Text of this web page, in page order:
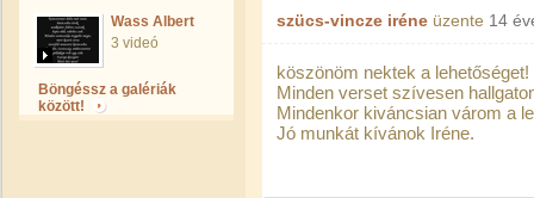
Wass Albert
3 videó
Böngéssz a galériák
között!
szücs-vincze iréne üzente 14
köszönöm nektek a lehetőséget!
Minden verset szívesen
Mindenkor kiváncsian várom a
Jó munkát kívánok Iréne.